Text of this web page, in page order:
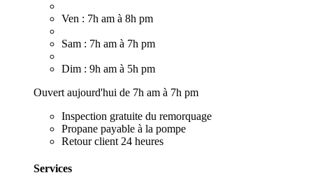
Ven : 7h am à 8h pm
Sam : 7h am à 7h pm
Dim : 9h am à 5h pm
Ouvert aujourd'hui de 7h am à 7h pm
Inspection gratuite du remorquage
Propane payable à la pompe
Retour client 24 heures
Services